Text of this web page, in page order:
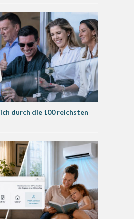
durch die 100 reichsten